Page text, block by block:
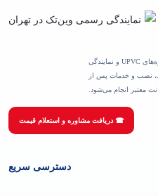
تهران ویندوز، مرکز تخصصی فروش و اجرای پنجره‌های UPVC و نمایندگی
نصب و خدمات پس از
معتبر انجام می‌شود.
☎ دریافت مشاوره و استعلام قیمت
دسترسی سریع